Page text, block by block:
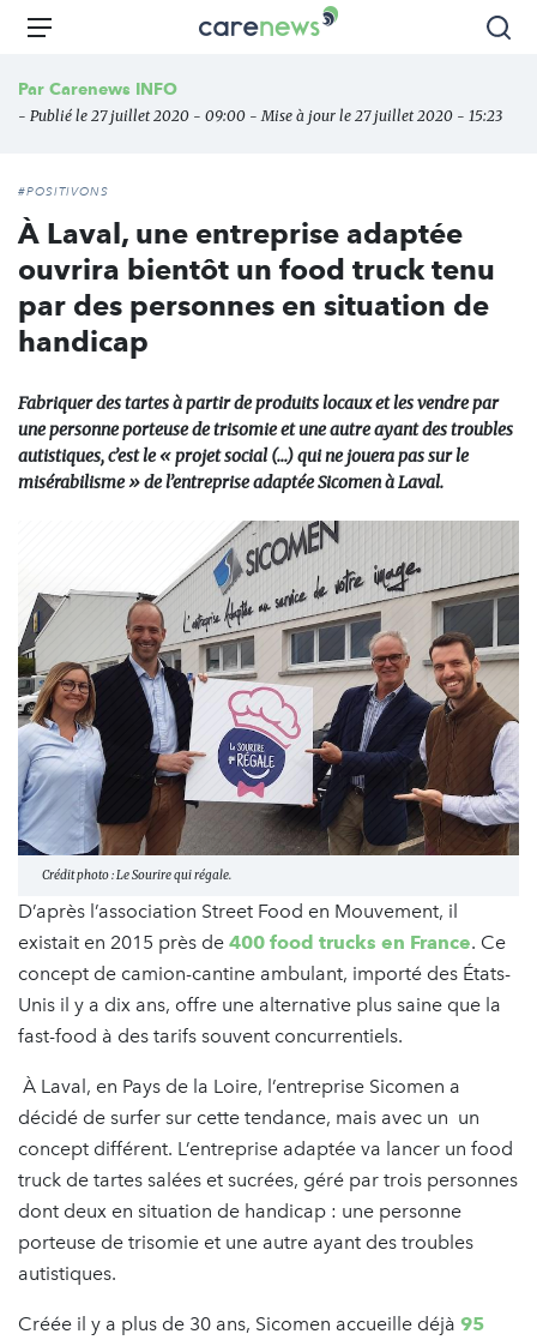
Aller
principal
Carenews,
des
Menu
Par Carenews INFO
- Publié le 27 juillet 2020 - 09:00 - Mise à jour le 27 juillet 2020 - 15:23
#POSITIVONS
À Laval, une entreprise adaptée
ouvrira bientôt un food truck tenu
par des personnes en situation de
handicap
Fabriquer des tartes à partir de produits locaux et les vendre par
une personne porteuse de trisomie et une autre ayant des troubles
autistiques, c’est le « projet social (...) qui ne jouera pas sur le
misérabilisme » de l’entreprise adaptée Sicomen à Laval.
Crédit photo : Le Sourire qui régale.
D’après l’association Street Food en Mouvement, il
existait en 2015 près de 400 food trucks en France. Ce
concept de camion-cantine ambulant, importé des États-
Unis il y a dix ans, offre une alternative plus saine que la
fast-food à des tarifs souvent concurrentiels.
À Laval, en Pays de la Loire, l’entreprise Sicomen a
décidé de surfer sur cette tendance, mais avec un un
concept différent. L’entreprise adaptée va lancer un food
truck de tartes salées et sucrées, géré par trois personnes
dont deux en situation de handicap : une personne
porteuse de trisomie et une autre ayant des troubles
autistiques.
Créée il y a plus de 30 ans, Sicomen accueille déjà 95